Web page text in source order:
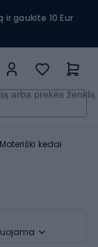
gaukite 10 Eur
arba prekės ženklą
Moteriški kedai